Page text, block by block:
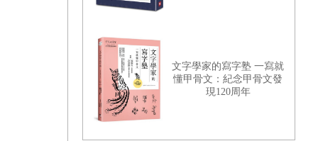
文字學家的寫字塾 一寫就
懂甲骨文：紀念甲骨文發
現120周年